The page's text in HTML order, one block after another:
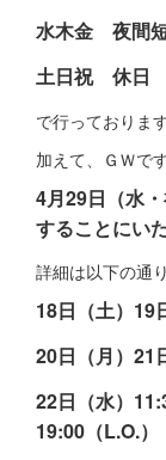
水木金 夜間
土日祝 休日
で行っております
加えて、ＧＷです
4月29日（水
することにい
詳細は以下の通
18日（土）19
20日（月）21
22日（水）
19:00（L.O.）